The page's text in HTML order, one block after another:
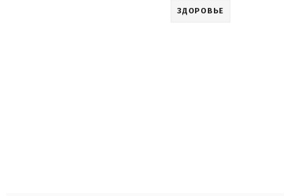
ЗДОРОВЬЕ